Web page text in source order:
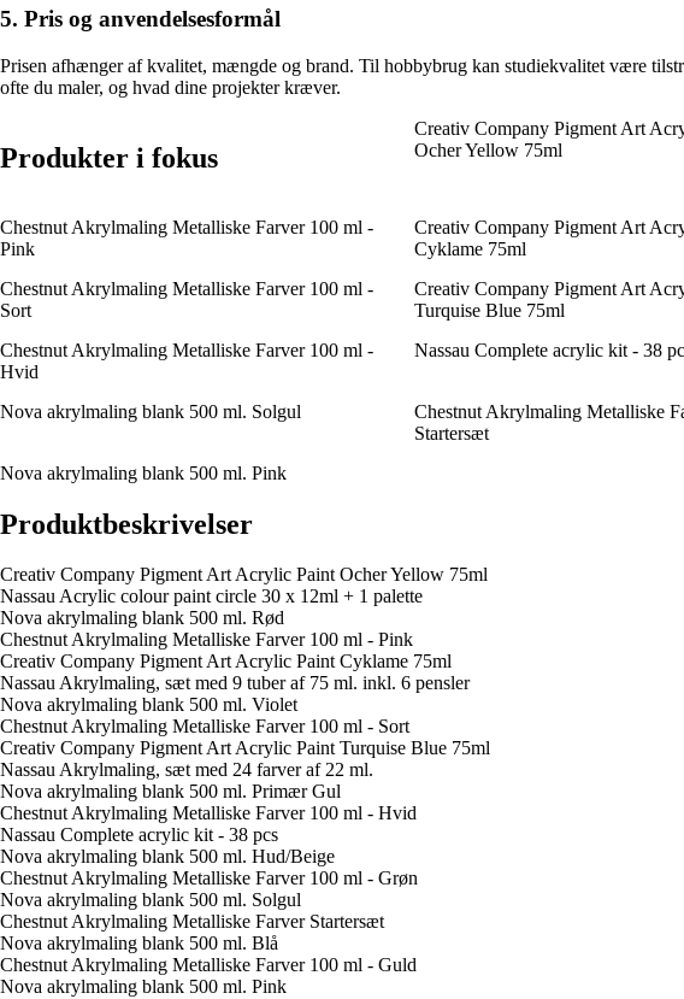
5. Pris og anvendelsesformål
Prisen afhænger af kvalitet, mængde og brand. Til hobbybrug kan studiekvalitet være
ofte du maler, og hvad dine projekter kræver.
Produkter i fokus
Creativ Company Pigment Art
Ocher Yellow 75ml
Chestnut Akrylmaling Metalliske Farver 100 ml -
Pink
Creativ Company Pigment Art
Cyklame 75ml
Chestnut Akrylmaling Metalliske Farver 100 ml -
Sort
Creativ Company Pigment Art
Turquise Blue 75ml
Chestnut Akrylmaling Metalliske Farver 100 ml -
Hvid
Nassau Complete acrylic kit - 38
Nova akrylmaling blank 500 ml. Solgul
Chestnut Akrylmaling Metalliske
Startersæt
Nova akrylmaling blank 500 ml. Pink
Produktbeskrivelser
Creativ Company Pigment Art Acrylic Paint Ocher Yellow 75ml
Nassau Acrylic colour paint circle 30 x 12ml + 1 palette
Nova akrylmaling blank 500 ml. Rød
Chestnut Akrylmaling Metalliske Farver 100 ml - Pink
Creativ Company Pigment Art Acrylic Paint Cyklame 75ml
Nassau Akrylmaling, sæt med 9 tuber af 75 ml. inkl. 6 pensler
Nova akrylmaling blank 500 ml. Violet
Chestnut Akrylmaling Metalliske Farver 100 ml - Sort
Creativ Company Pigment Art Acrylic Paint Turquise Blue 75ml
Nassau Akrylmaling, sæt med 24 farver af 22 ml.
Nova akrylmaling blank 500 ml. Primær Gul
Chestnut Akrylmaling Metalliske Farver 100 ml - Hvid
Nassau Complete acrylic kit - 38 pcs
Nova akrylmaling blank 500 ml. Hud/Beige
Chestnut Akrylmaling Metalliske Farver 100 ml - Grøn
Nova akrylmaling blank 500 ml. Solgul
Chestnut Akrylmaling Metalliske Farver Startersæt
Nova akrylmaling blank 500 ml. Blå
Chestnut Akrylmaling Metalliske Farver 100 ml - Guld
Nova akrylmaling blank 500 ml. Pink